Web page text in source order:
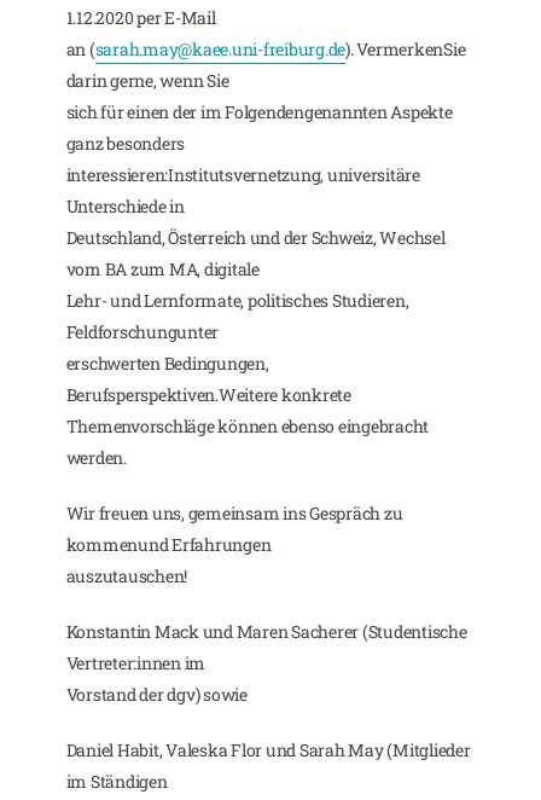
1.12.2020 per E-Mail
an (sarah.may@kaee.uni-freiburg.de). VermerkenSie
darin gerne, wenn Sie
sich für einen der im Folgendengenannten Aspekte
ganz besonders
interessieren:Institutsvernetzung, universitäre
Unterschiede in
Deutschland, Österreich und der Schweiz, Wechsel
vom BA zum MA, digitale
Lehr- und Lernformate, politisches Studieren,
Feldforschungunter
erschwerten Bedingungen,
Berufsperspektiven.Weitere konkrete
Themenvorschläge können ebenso eingebracht
werden.
Wir freuen uns, gemeinsam ins Gespräch zu
kommenund Erfahrungen
auszutauschen!
Konstantin Mack und Maren Sacherer (Studentische
Vertreter:innen im
Vorstand der dgv) sowie
Daniel Habit, Valeska Flor und Sarah May (Mitglieder
im Ständigen